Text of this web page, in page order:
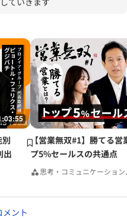
出
【営業無双#1】勝てる営
プ5%セールスの共通点
思考・コミュニケーション
メント